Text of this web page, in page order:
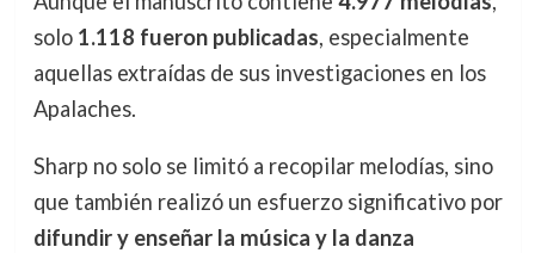
solo 1.118 fueron publicadas, especialmente
aquellas extraídas de sus investigaciones en los
Apalaches.
Sharp no solo se limitó a recopilar melodías, sino
que también realizó un esfuerzo significativo por
difundir y enseñar la música y la danza